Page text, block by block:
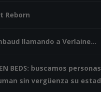
Reborn
llamando a Verlaine...
BEDS: buscamos
sin vergüenza su